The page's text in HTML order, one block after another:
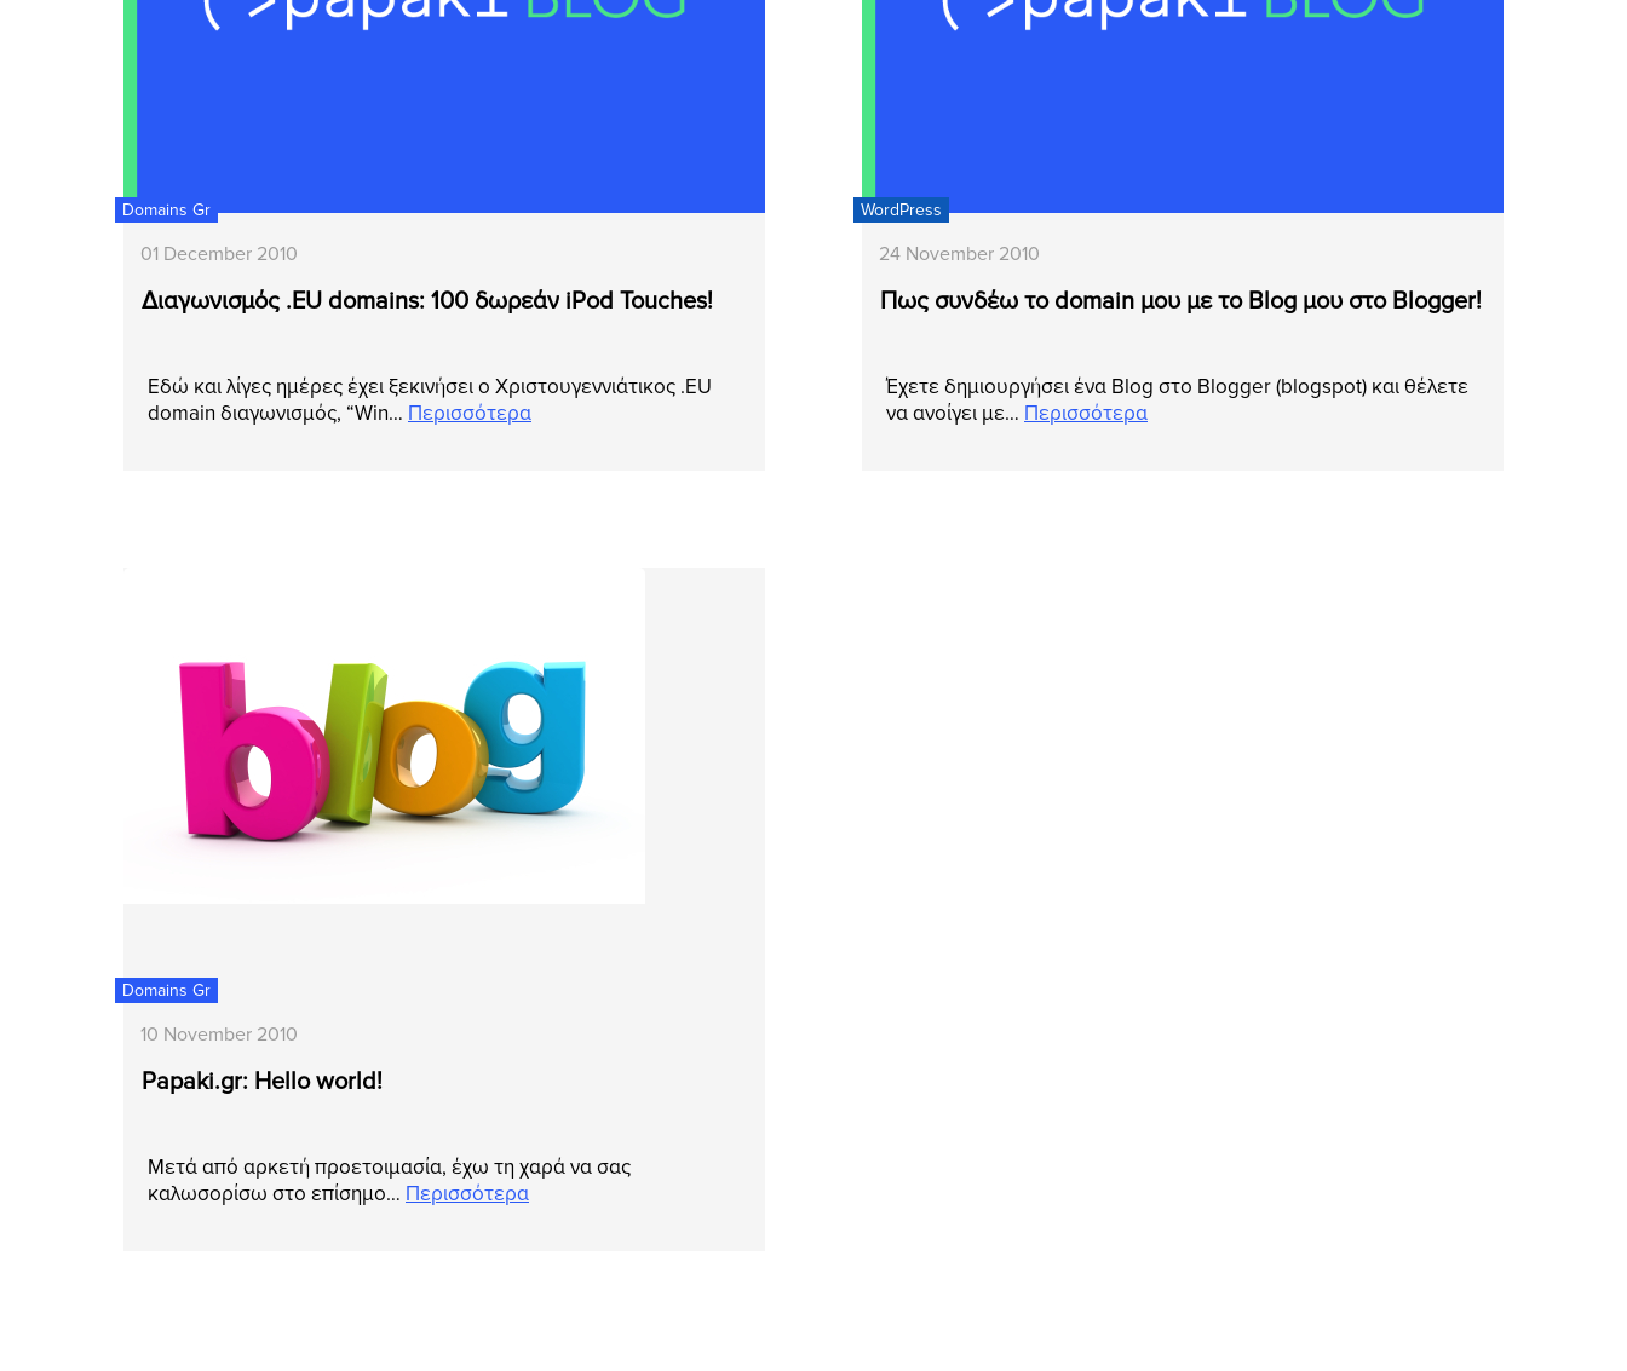
Domains Gr
01 December 2010
Διαγωνισμός .EU domains: 100 δωρεάν iPod Touches!
Εδώ και λίγες ημέρες έχει ξεκινήσει ο Χριστουγεννιάτικος .EU
domain διαγωνισμός, “Win… Περισσότερα
WordPress
24 November 2010
Πως συνδέω το domain μου με το Blog μου στο Blogger!
Έχετε δημιουργήσει ένα Blog στο Blogger (blogspot) και θέλετε
να ανοίγει με… Περισσότερα
Domains Gr
10 November 2010
Papaki.gr: Hello world!
Μετά από αρκετή προετοιμασία, έχω τη χαρά να σας
καλωσορίσω στο επίσημο… Περισσότερα